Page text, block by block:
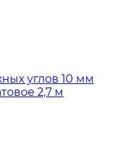
углов 10 мм
2,7 м